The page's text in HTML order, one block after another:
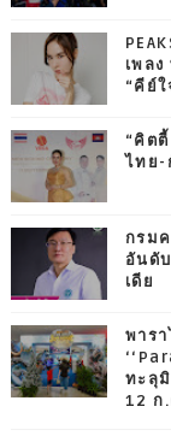
เพล
“คีย์ใ
“คิต
ไทย-
กรม
อันดั
เดีย
พาร
ทะลุ
12 ก